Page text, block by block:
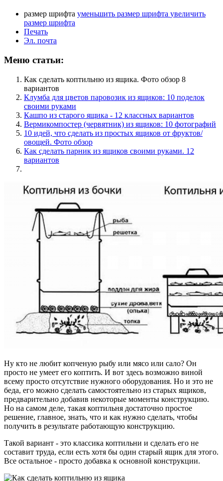
размер шрифта уменьшить размер шрифта увеличить
размер шрифта
Печать
Эл. почта
Меню статьи:
Как сделать коптильню из ящика. Фото обзор 8
вариантов
Клумба для цветов паровозик из ящиков: 10 поделок
своими руками
Кашпо из старого ящика - 12 классных вариантов
Вермикомпостер (червятник) из ящиков: 10 фотографий
10 идей, что сделать из простых ящиков от фруктов/
овощей. Фото обзор
Как сделать парник из ящиков своими руками. 12
вариантов
Ну кто не любит копченую рыбу или мясо или сало? Он
просто не умеет его коптить. И вот здесь возможно виной
всему просто отсутствие нужного оборудования. Но и это не
беда, его можно сделать самостоятельно из старых ящиков,
предварительно добавив некоторые моменты конструкцию.
Но на самом деле, такая коптильня достаточно простое
решение, главное, знать, что и как нужно сделать, чтобы
получить в результате работающую конструкцию.
Такой вариант - это классика коптильни и сделать его не
составит труда, если есть хотя бы один старый ящик для этого.
Все остальное - просто добавка к основной конструкции.